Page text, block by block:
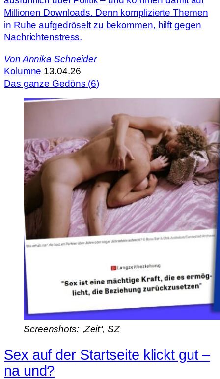
Millionen Downloads. Denn komplizierte Themen
in Ruhe aufgedröselt zu bekommen, hilft gegen
Nachrichtenstress.
Von Annika Schneider
Kolumne 13.04.26
Das ganze Gedöns (6)
Screenshots: „Zeit“, SZ
Sex auf der Startseite klickt gut –
na und?